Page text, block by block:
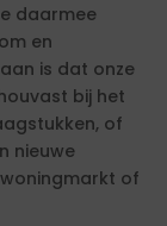
daarmee
en
is dat onze
bij het
of
nieuwe
of